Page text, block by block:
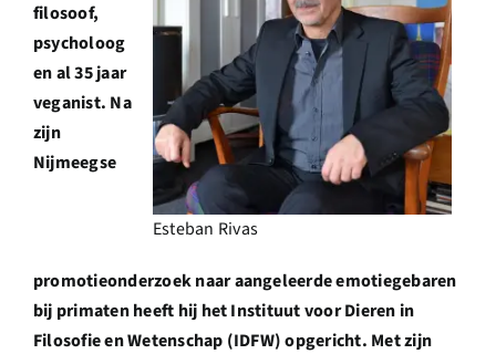
Esteban Rivas
filosoof,
psycholoog
en al 35 jaar
veganist. Na
zijn
Nijmeegse
promotieonderzoek naar aangeleerde emotiegebaren
bij primaten heeft hij het Instituut voor Dieren in
Filosofie en Wetenschap (IDFW) opgericht. Met zijn